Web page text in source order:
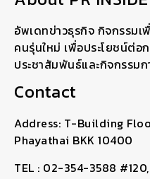
อัพเดทข่าวธุรกิจ กิจกรรม
คนรุ่นใหม่ เพื่อประโยชน์ต่
ประชาสัมพันธ์และกิจกรรม
Contact
Address: T-Building
Phayathai BKK 10400
TEL : 02-354-3588 #120,